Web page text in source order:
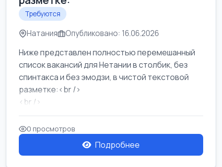
Требуются
Натания Опубликовано: 16.06.2026
Ниже представлен полностью перемешанный
список вакансий для Нетании в столбик, без
спинтакса и без эмодзи, в чистой текстовой
разметке:<br />
<br />
Работа в Нетании на мебельном производстве:
требу...
0 просмотров
Подробнее